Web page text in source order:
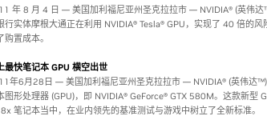
年 8 月 4 日 — 美国加利福尼亚州圣克拉拉市 — NVIDIA® (英伟
行实体摩根大通正在利用 NVIDIA® Tesla® GPU，实现了 40 倍的
购置成本。
最快笔记本 GPU 横空出世
年6月28日 — 美国加利福尼亚州圣克拉拉市 — NVIDIA® (英伟达
图形处理器 (GPU)，即 NVIDIA® GeForce® GTX 580M。这款新型
笔记本当中，在业内领先的基准测试与游戏中树立了全新标准。